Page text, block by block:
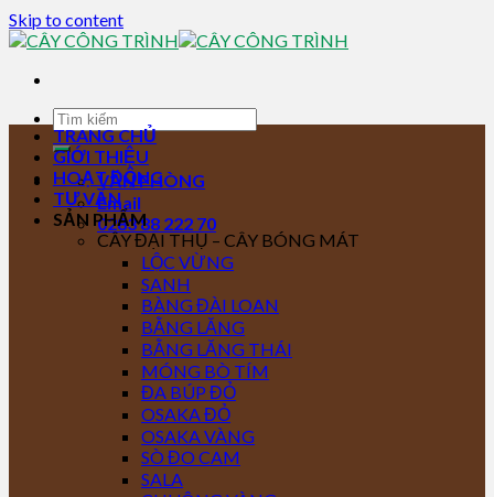
Skip to content
VĂN PHÒNG
Email
0283 88 222 70
TRANG CHỦ
GIỚI THIỆU
HOẠT ĐỘNG
TƯ VẤN
SẢN PHẨM
CÂY ĐẠI THỤ – CÂY BÓNG MÁT
LỘC VỪNG
SANH
BÀNG ĐÀI LOAN
BẰNG LĂNG
BẰNG LĂNG THÁI
MÓNG BÒ TÍM
ĐA BÚP ĐỎ
OSAKA ĐỎ
OSAKA VÀNG
SÒ ĐO CAM
SALA